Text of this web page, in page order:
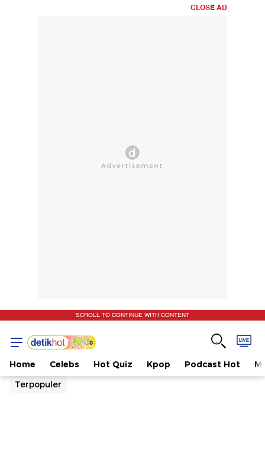
CLOSE AD
SCROLL TO CONTINUE WITH CONTENT
Home Celebs Hot Quiz Kpop Podcast Hot
Terpopuler